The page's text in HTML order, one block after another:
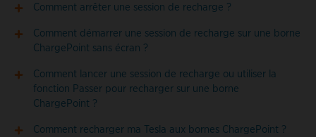
Comment arrêter une session de recharge ?
Comment démarrer une session de recharge sur une borne
ChargePoint sans écran ?
Comment lancer une session de recharge ou utiliser la
fonction Passer pour recharger sur une borne
ChargePoint ?
Comment recharger ma Tesla aux bornes ChargePoint ?